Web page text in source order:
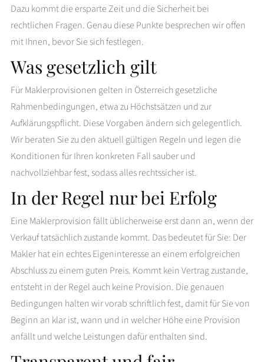
Dazu kommt die ersparte Zeit und die Sicherheit bei
rechtlichen Fragen. Genau diese Punkte besprechen wir offen
mit Ihnen, bevor Sie sich festlegen.
Was gesetzlich gilt
Für Maklerprovisionen gelten in Österreich gesetzliche
Rahmenbedingungen, etwa zu Höchstsätzen und zur
Aufklärungspflicht. Diese Vorgaben ändern sich gelegentlich.
Wir beraten Sie zu den aktuell gültigen Regeln und legen die
Konditionen für Ihren konkreten Fall sauber und
nachvollziehbar fest, sodass alles rechtssicher ist.
In der Regel nur bei Erfolg
Eine Maklerprovision fällt üblicherweise erst dann an, wenn der
Verkauf tatsächlich zustande kommt. Das bedeutet für Sie: Der
Makler hat ein echtes Eigeninteresse an einem erfolgreichen
Abschluss zu einem guten Preis. Kommt kein Vertrag zustande,
entsteht in der Regel auch keine Provision. Die genauen
Bedingungen halten wir vorab schriftlich fest, damit für Sie von
Beginn an klar ist, wann und in welcher Höhe eine Provision
anfällt und welche Leistungen dafür enthalten sind.